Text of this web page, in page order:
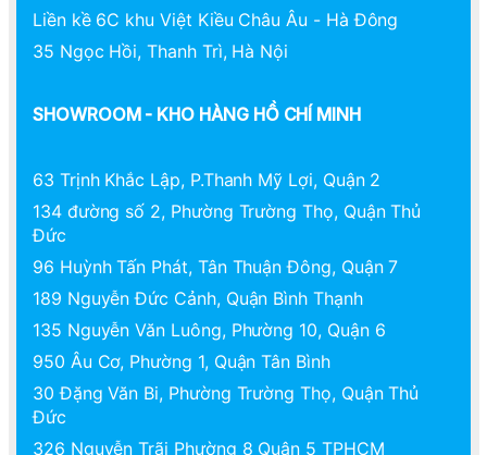
Liền kề 6C khu Việt Kiều Châu Âu - Hà Đông
35 Ngọc Hồi, Thanh Trì, Hà Nội
SHOWROOM - KHO HÀNG HỒ CHÍ MINH
63 Trịnh Khắc Lập, P.Thanh Mỹ Lợi, Quận 2
134 đường số 2, Phường Trường Thọ, Quận Thủ
Đức
96 Huỳnh Tấn Phát, Tân Thuận Đông, Quận 7
189 Nguyễn Đức Cảnh, Quận Bình Thạnh
135 Nguyễn Văn Luông, Phường 10, Quận 6
950 Âu Cơ, Phường 1, Quận Tân Bình
30 Đặng Văn Bi, Phường Trường Thọ, Quận Thủ
Đức
326 Nguyễn Trãi Phường 8 Quận 5 TPHCM